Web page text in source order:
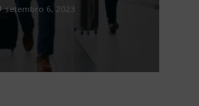
setembro 6, 2023